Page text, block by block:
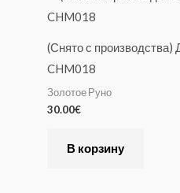
(Снято с производства)
CHM018
Золотое Руно
30.00€
В корзину